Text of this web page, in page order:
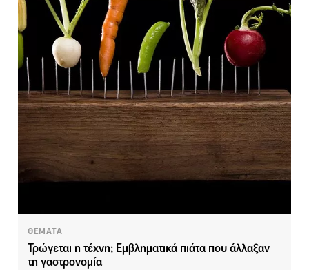
ΘΕΜΑΤΑ
Τρώγεται η τέχνη; Εμβληματικά πιάτα που άλλαξαν
τη γαστρονομία